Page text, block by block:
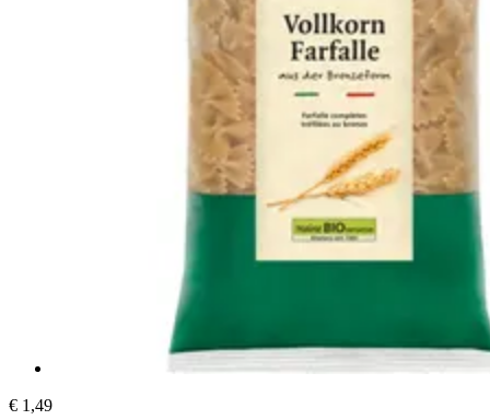
€ 1,49